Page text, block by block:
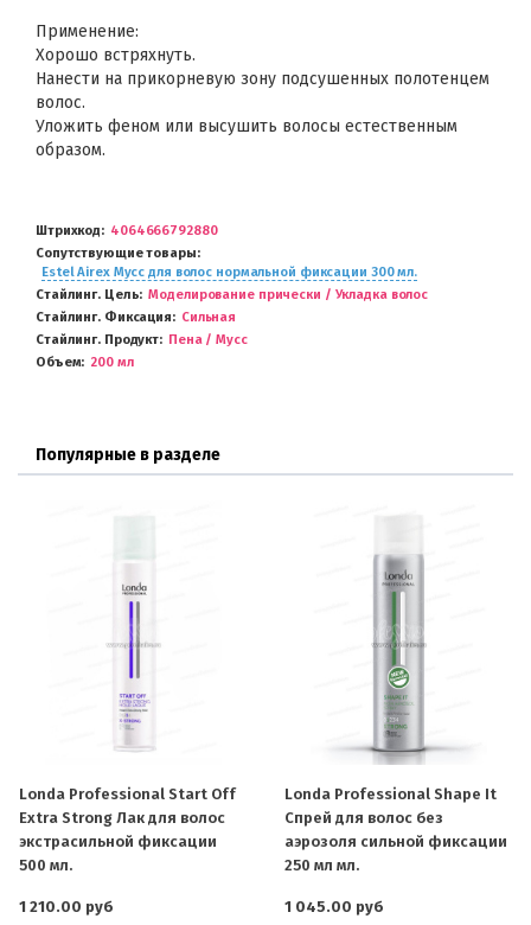
Применение:
Хорошо встряхнуть.
Нанести на прикорневую зону подсушенных полотенцем
волос.
Уложить феном или высушить волосы естественным
образом.
Штрихкод
4064666792880
Сопутствующие товары
Estel Airex Мусс для волос нормальной фиксации 300 мл.
Стайлинг. Цель
Моделирование прически / Укладка волос
Стайлинг. Фиксация
Сильная
Стайлинг. Продукт
Пена / Мусс
Объем
200 мл
Популярные в разделе
Londa Professional Start Off
Extra Strong Лак для волос
экстрасильной фиксации
500 мл.
1 210.00 руб
Londa Professional Shape It
Спрей для волос без
аэрозоля сильной фиксации
250 мл мл.
1 045.00 руб